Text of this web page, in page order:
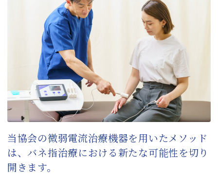
当協会の微弱電流治療機器を用いたメソッド
は、バネ指治療における新たな可能性を切り
開きます。